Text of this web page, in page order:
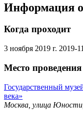
Информация
Когда проходит
3 ноября 2019 г. 2019-
Место проведения
Государственный
века»
Москва, улица